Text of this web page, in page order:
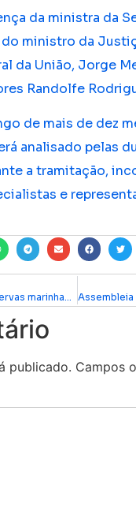
da ministra da
ministro da
da União, Jorge
Randolfe
de mais de dez
analisado pelas
a tramitação,
e
Consultas para criação de quatro reservas marinhas no Amapá geram reações políticas
publicado. Campos